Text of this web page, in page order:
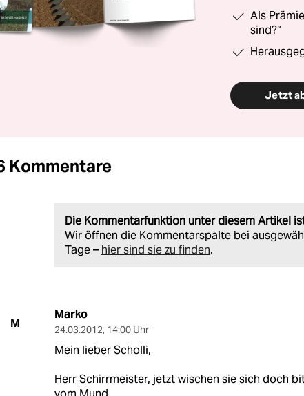
Als
sind?“
Jetzt
Kommentare
Die Kommentarfunktion unter diesem Artikel
Wir öffnen die Kommentarspalte bei
Tage – hier sind sie zu finden.
M
Marko
24.03.2012, 14:00 Uhr
Mein lieber Scholli,
Herr Schirrmeister, jetzt wischen sie sich doch